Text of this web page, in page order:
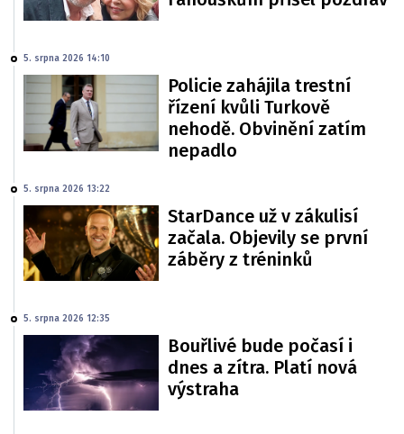
5. srpna 2026 14:10
Policie zahájila trestní
řízení kvůli Turkově
nehodě. Obvinění zatím
nepadlo
5. srpna 2026 13:22
StarDance už v zákulisí
začala. Objevily se první
záběry z tréninků
5. srpna 2026 12:35
Bouřlivé bude počasí i
dnes a zítra. Platí nová
výstraha